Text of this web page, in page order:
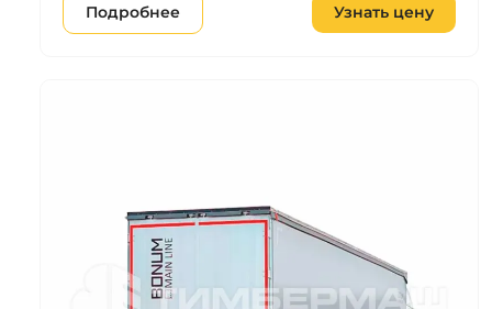
Подробнее Узнать цену